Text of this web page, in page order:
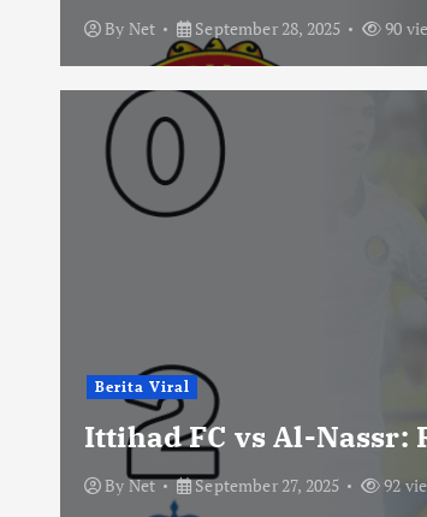
By Net September 28, 2025 90
Berita Viral
Ittihad FC vs Al-Nassr:
ByNet September 27, 2025 92